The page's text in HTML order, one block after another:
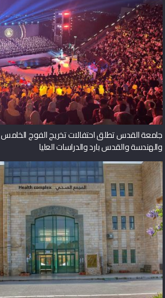
جامعة القدس تطلق احتفالات تخريج الفوج
والهندسة والقدس بارد والدراسات العليا